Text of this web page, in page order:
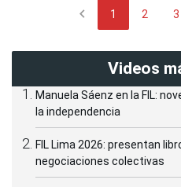
chevron_left 1 2 3
Videos
Manuela Sáenz en la FIL:
la independencia
FIL Lima 2026: presentan
negociaciones colectivas